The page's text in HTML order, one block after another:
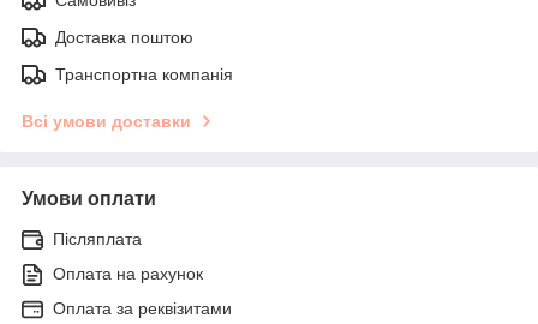
Доставка поштою
Транспортна компанія
Всі умови доставки
Умови оплати
Післяплата
Оплата на рахунок
Оплата за реквізитами